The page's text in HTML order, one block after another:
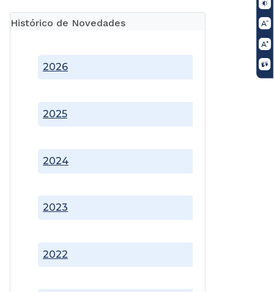
Histórico de Novedades
2022
2023
2024
2025
2026